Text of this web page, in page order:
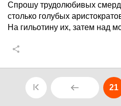
Спрошу трудолюбивых
столько голубых
На гильотину их, затем над
21